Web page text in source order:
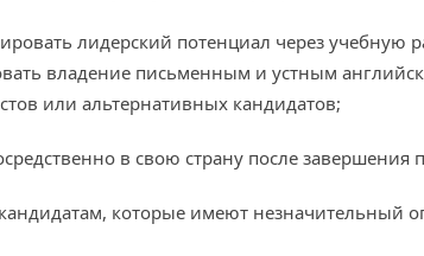
лидерский потенциал через учебную
владение письменным и устным
или альтернативных кандидатов;
в свою страну после завершения
кандидатам, которые имеют